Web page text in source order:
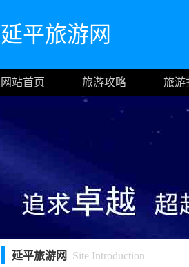
延平旅游网
网站首页 旅游攻略 旅游
延平旅游网 Site Introduction